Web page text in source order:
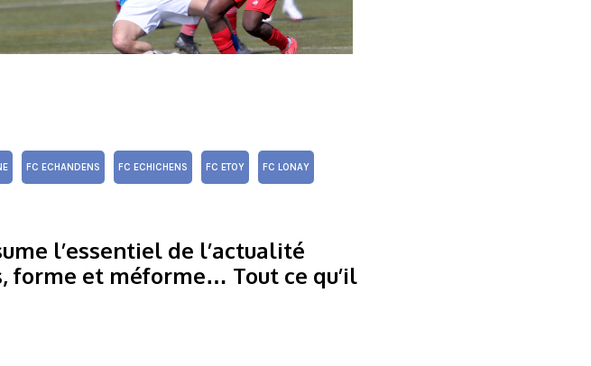
FC ECHANDENS FC ECHICHENS FC ETOY FC LONAY
l’essentiel de l’actualité
forme et méforme… Tout ce qu’il